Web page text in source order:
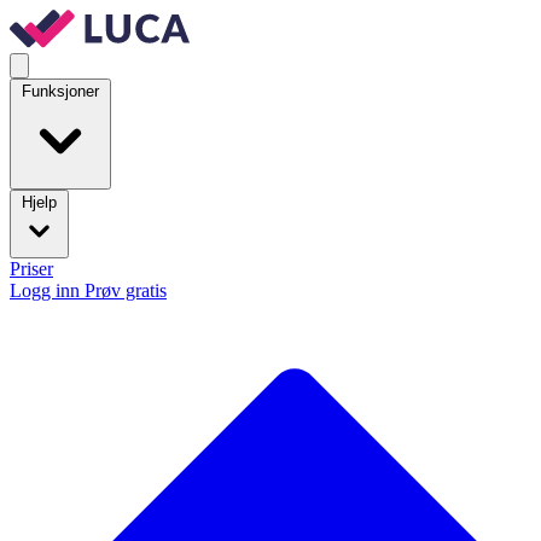
Funksjoner
Hjelp
Priser
Logg inn Prøv gratis